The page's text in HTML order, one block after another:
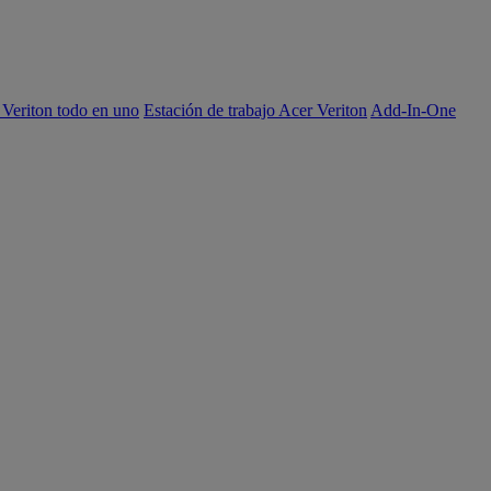
todo en uno Estación de trabajo Acer Veriton Add-In-One